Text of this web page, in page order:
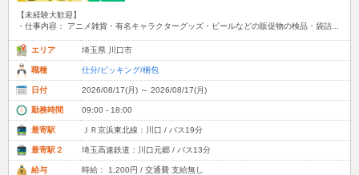
【未経験大歓迎】
・仕事内容： アニメ雑貨・有名キャラクターグッズ・ビールなどの販促物の検品・袋詰...
エリア 埼玉県 川口市
職種 仕分/ピッキング/梱包
日付 2026/08/17(月) ～ 2026/08/17(月)
勤務時間 09:00 - 18:00
最寄駅 ＪＲ京浜東北線：川口 / バス19分
最寄駅２ 埼玉高速鉄道：川口元郷 / バス13分
給与 時給： 1,200円 / 交通費 支給無し